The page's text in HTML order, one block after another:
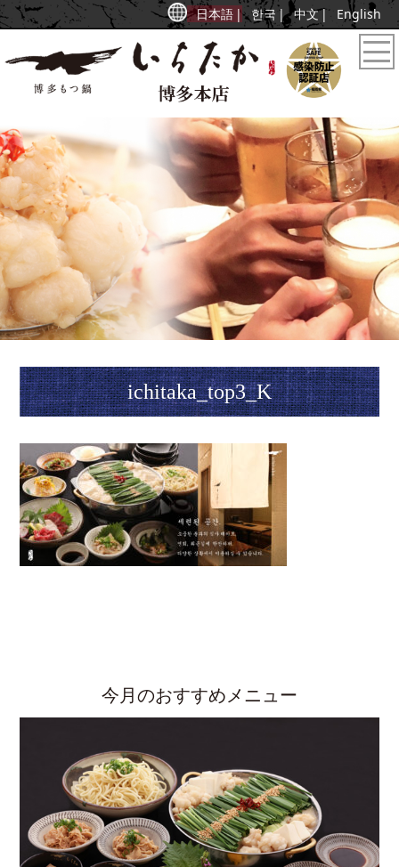
日本語 한국 中文 English
ichitaka_top3_K
今月のおすすめメニュー